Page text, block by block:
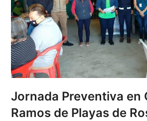
Jornada Preventiva en
Ramos de Playas de